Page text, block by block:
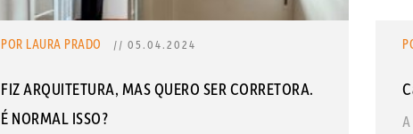
POR LAURA PRADO // 05.04.2024
FIZ ARQUITETURA, MAS QUERO SER CORRETORA.
É NORMAL ISSO?